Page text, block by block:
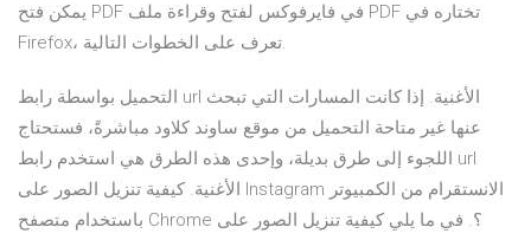
يمكن فتح PDF في فايرفوكس لفتح وقراءة ملف PDF تختاره في
Firefox، تعرف على الخطوات التالية.
التحميل بواسطة رابط url الأغنية. إذا كانت المسارات التي تبحث
عنها غير متاحة التحميل من موقع ساوند كلاود مباشرةً، فستحتاج
اللجوء إلى طرق بديلة، وإحدى هذه الطرق هي استخدم رابط url
الأغنية. كيفية تنزيل الصور على Instagram الانستقرام من الكمبيوتر
باستخدام متصفح Chrome ؟. في ما يلي كيفية تنزيل الصور على